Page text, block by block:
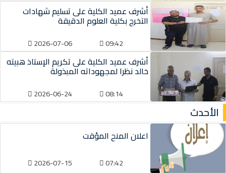
أشرف عميد الكلية على تسليم شهادات
التخرج بكلية العلوم الدقيقة
09:42
2026-07-06
أشرف عميد الكلية على تكريم الإستاذ هبيته
خالد نظرا لمجهوداته المبذولة
08:14
2026-06-24
الأحدث
اعلان المنح المؤقت
07:42
2026-07-15